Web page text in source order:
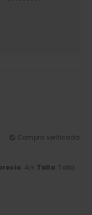
Compra verificada
: 4/5 Talla: Talla